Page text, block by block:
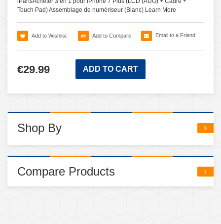
Touch Pad) Assemblage de numériseur (Blanc) Learn More
Add to Wishlist Add to Compare Email to a Friend
€29.99 ADD TO CART
Shop By
Compare Products